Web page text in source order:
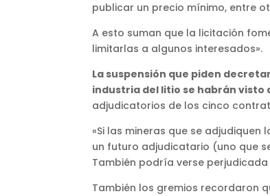
publicar un precio mínimo, entre
A esto suman que la licitación
limitarlas a algunos interesados».
La suspensión que piden
industria del litio se habrán
adjudicatorios de los cinco
«Si las mineras que se
un futuro adjudicatario (uno que
También podría verse
También los gremios recordaron